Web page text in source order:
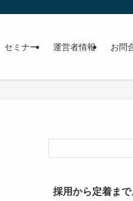
セミナー 運営者情報 お問
採用から定着ま